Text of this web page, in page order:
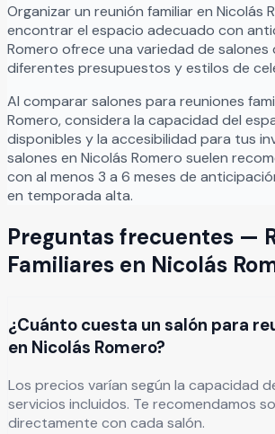
comodidad para ti y tus invitados Ideal para: Si buscas un
lugar bonito, accesible y funcional… aquí
para quienes quieren un evento bien
más. Agenda tu fecha hoy Las mejores fechas se apartan
rápido. Mándanos mensaje para: ✔ Disponibilidad ✔
Cotización personalizada ✔ Paquetes,
nuestros servicos. Leer más
Organizarun reunión familiaren Nicolás
encontrar el espacio adecuado con
Romero ofrece una variedad de salones
diferentes presupuestos y estilos de
Al comparar salones para reuniones
Romero, considera la capacidad del
disponibles y la accesibilidad para tus
salones en Nicolás Romero suelen
con al menos 3 a 6 meses de
en temporada alta.
Preguntas frecuentes —
Familiares en Nicolás
¿Cuánto cuesta un salón para
en Nicolás Romero?
Los precios varían según la capacidad
servicios incluidos. Te recomendamos
directamente con cada salón.